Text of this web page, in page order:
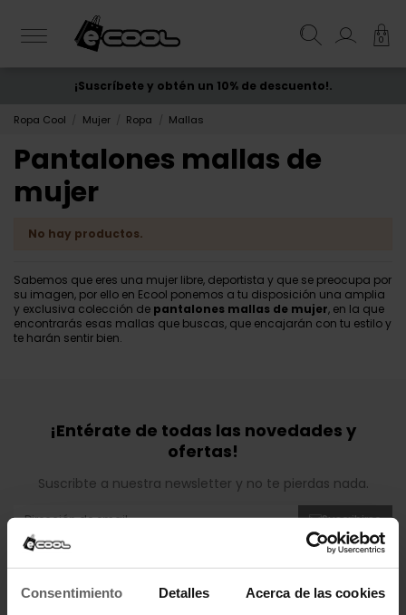
Consentimiento Detalles Acerca de las cookies
0
ENVÍO GRATIS desde 50€
¡Suscríbete y obtén un 10% de descuento!.
Ropa Cool Mujer Ropa Mallas
Pantalones mallas de
mujer
No hay productos.
Sabemos que eres una mujer libre, deportista y que se preocupa por
su imagen, por ello en Ecool ponemos a tu disposición una amplia
y exclusiva colección de pantalones mallas de mujer, en la que
encontrarás esas mallas que buscas, que encajarán con tu estilo y
te harán sentir bien.
¡Entérate de todas las novedades y
ofertas!
Suscribte a nuestra newsletter y no te pierdas nada.
Suscribirse
Puede darse de baja en cualquier momento. Para ello, consulte nuestra información
de contacto en el aviso legal.